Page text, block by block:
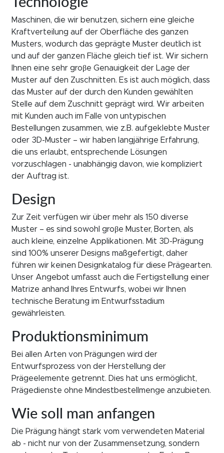
Maschinen, die wir benutzen, sichern eine gleiche
Kraftverteilung auf der Oberfläche des ganzen
Musters, wodurch das geprägte Muster deutlich ist
und auf der ganzen Fläche gleich tief ist. Wir sichern
Ihnen eine sehr groβe Genauigkeit der Lage der
Muster auf den Zuschnitten. Es ist auch möglich, dass
das Muster auf der durch den Kunden gewählten
Stelle auf dem Zuschnitt geprägt wird. Wir arbeiten
mit Kunden auch im Falle von untypischen
Bestellungen zusammen, wie z.B. aufgeklebte Muster
oder 3D-Muster – wir haben langjährige Erfahrung,
die uns erlaubt, entsprechende Lösungen
vorzuschlagen - unabhängig davon, wie kompliziert
der Auftrag ist.
Design
Zur Zeit verfügen wir über mehr als 150 diverse
Muster – es sind sowohl groβe Muster, Borten, als
auch kleine, einzelne Applikationen. Mit 3D-Prägung
sind 100% unserer Designs maßgefertigt, daher
führen wir keinen Designkatalog für diese Prägearten.
Unser Angebot umfasst auch die Fertigstellung einer
Matrize anhand Ihres Entwurfs, wobei wir Ihnen
technische Beratung im Entwurfsstadium
gewährleisten.
Produktionsminimum
Bei allen Arten von Prägungen wird der
Entwurfsprozess von der Herstellung der
Prägeelemente getrennt. Dies hat uns ermöglicht,
Prägedienste ohne Mindestbestellmenge anzubieten.
Wie soll man anfangen
Die Prägung hängt stark vom verwendeten Material
ab - nicht nur von der Zusammensetzung, sondern